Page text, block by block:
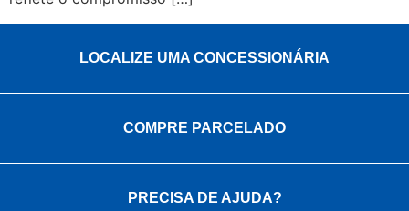
LOCALIZE UMA CONCESSIONÁRIA
COMPRE PARCELADO
PRECISA DE AJUDA?